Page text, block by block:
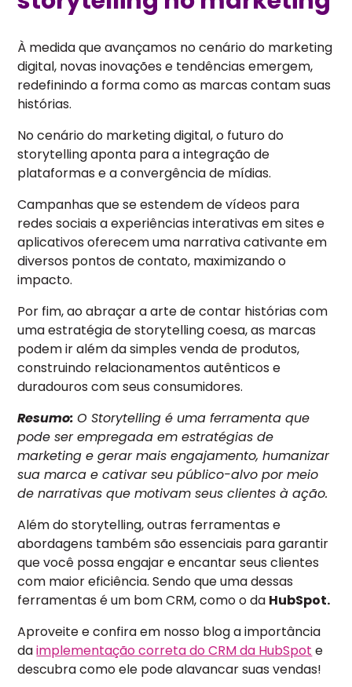
À medida que avançamos no cenário do marketing
digital, novas inovações e tendências emergem,
redefinindo a forma como as marcas contam suas
histórias.
No cenário do marketing digital, o futuro do
storytelling aponta para a integração de
plataformas e a convergência de mídias.
Campanhas que se estendem de vídeos para
redes sociais a experiências interativas em sites e
aplicativos oferecem uma narrativa cativante em
diversos pontos de contato, maximizando o
impacto.
Por fim, ao abraçar a arte de contar histórias com
uma estratégia de storytelling coesa, as marcas
podem ir além da simples venda de produtos,
construindo relacionamentos autênticos e
duradouros com seus consumidores.
Resumo:O Storytelling é uma ferramenta que
pode ser empregada em estratégias de
marketing e gerar mais engajamento, humanizar
sua marca e cativar seu público-alvo por meio
de narrativas que motivam seus clientes à ação.
Além do storytelling, outras ferramentas e
abordagens também são essenciais para garantir
que você possa engajar e encantar seus clientes
com maior eficiência. Sendo que uma dessas
ferramentas é um bom CRM, como o da HubSpot.
Aproveite e confira em nosso blog a importância
daimplementação correta do CRM da HubSpot e
descubra como ele pode alavancar suas vendas!